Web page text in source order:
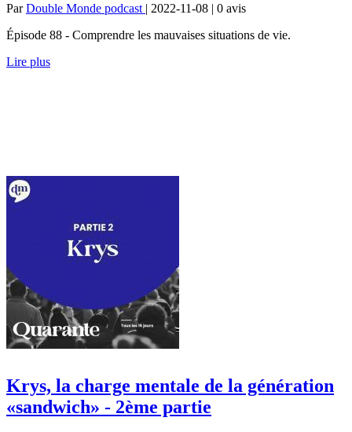
ParDouble Monde podcast | 2022-11-08 | 0 avis
Épisode 88 - Comprendre les mauvaises situations de vie.
Lire plus
Krys, la charge mentale de la génération
«sandwich» - 2ème partie